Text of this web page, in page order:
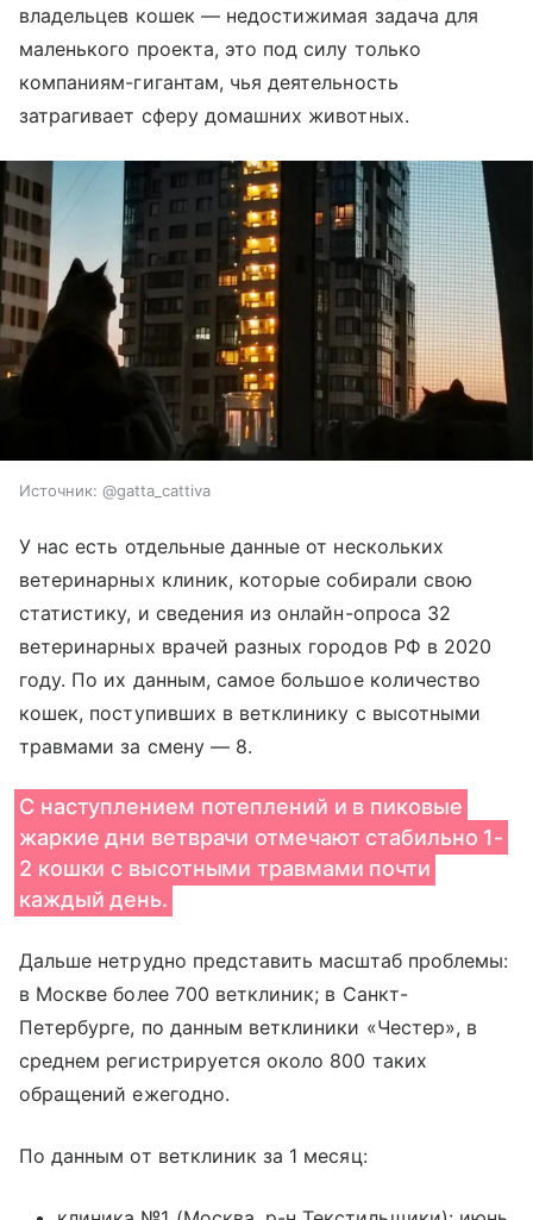
владельцев кошек — недостижимая задача для
маленького проекта, это под силу только
компаниям-гигантам, чья деятельность
затрагивает сферу домашних животных.
Источник: @gatta_cattiva
У нас есть отдельные данные от нескольких
ветеринарных клиник, которые собирали свою
статистику, и сведения из онлайн-опроса 32
ветеринарных врачей разных городов РФ в 2020
году. По их данным, самое большое количество
кошек, поступивших в ветклинику с высотными
травмами за смену — 8.
С наступлением потеплений и в пиковые
жаркие дни ветврачи отмечают стабильно 1-
2 кошки с высотными травмами почти
каждый день.
Дальше нетрудно представить масштаб проблемы:
в Москве более 700 ветклиник; в Санкт-
Петербурге, по данным ветклиники «Честер», в
среднем регистрируется около 800 таких
обращений ежегодно.
По данным от ветклиник за 1 месяц: